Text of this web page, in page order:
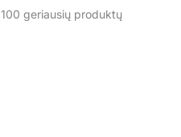
100 geriausių produktų